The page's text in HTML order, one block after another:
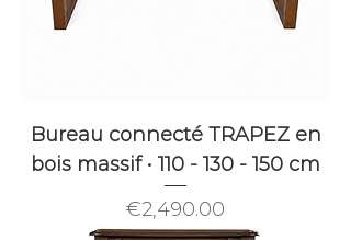
Bureau connecté TRAPEZ en
bois massif • 110 - 130 - 150 cm
Price
€2,490.00